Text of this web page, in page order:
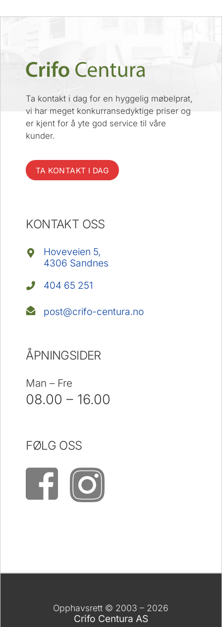
Ta kontakt i dag for en hyggelig møbelprat,
vi har meget konkurransedyktige priser og
er kjent for å yte god service til våre
kunder.
TA KONTAKT I DAG
KONTAKT OSS
Hoveveien 5,
4306 Sandnes
404 65 251
post@crifo-centura.no
ÅPNINGSIDER
Man – Fre
08.00 – 16.00
FØLG OSS
Opphavsrett © 2003 – 2026
Crifo Centura AS